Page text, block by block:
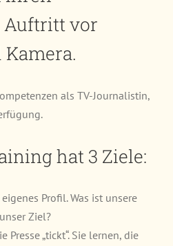
vor
als TV-Journalistin,
hat 3 Ziele:
Profil. Was ist unsere
Ziel?
Presse „tickt“. Sie lernen, die